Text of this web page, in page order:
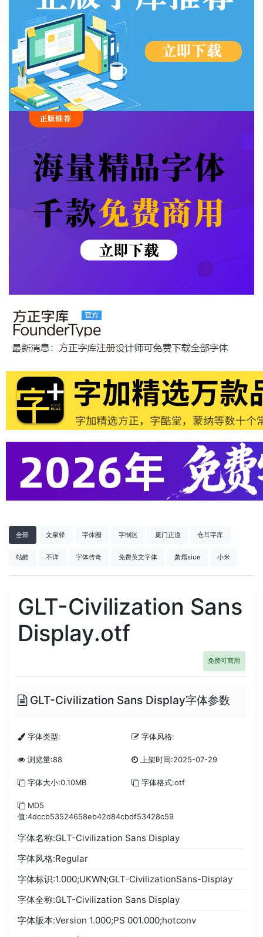
全部 文泉驿 字体圈 字制区 庞门正道 仓耳字库
站酷 不详 字体传奇 免费英文字体 萧熠siue 小米
GLT-Civilization Sans
Display.otf
免费可商用
GLT-Civilization Sans Display字体参数
字体类型: 字体风格:
浏览量:88 上架时间:2025-07-29
字体大小:0.10MB 字体格式:otf
MD5
值:4dccb53524658eb42d84cbdf53428c59
字体名称:GLT-Civilization Sans Display
字体风格:Regular
字体标识:1.000;UKWN;GLT-CivilizationSans-Display
字体全称:GLT-Civilization Sans Display
字体版本:Version 1.000;PS 001.000;hotconv